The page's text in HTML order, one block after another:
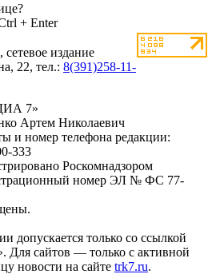
+ Enter
издание
22, тел.: 8(391)258-11-
7»
Артем Николаевич
и номер телефона редакции:
333
Роскомнадзором
номер ЭЛ № ФС 77-
допускается только со ссылкой
Для сайтов — только с активной
новости на сайте trk7.ru.